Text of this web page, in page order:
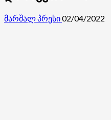
მარშალ პრესი02/04/2022